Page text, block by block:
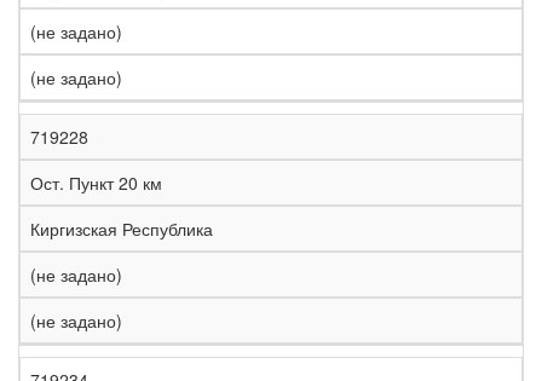
(не задано)
(не задано)
719228
Ост. Пункт 20 км
Киргизская Республика
(не задано)
(не задано)